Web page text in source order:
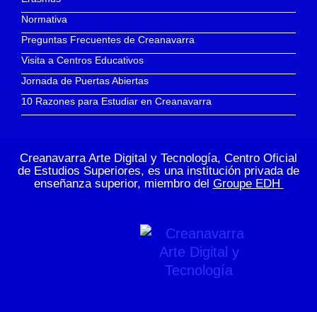
Normativa
Preguntas Frecuentes de Creanavarra
Visita a Centros Educativos
Jornada de Puertas Abiertas
10 Razones para Estudiar en Creanavarra
Creanavarra Arte Digital y Tecnología, Centro Oficial
de Estudios Superiores, es una institución privada de
enseñanza superior, miembro del Groupe EDH